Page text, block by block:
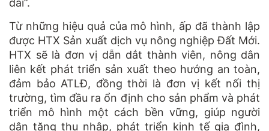
dài”.
Từ những hiệu quả của mô hình, ấp đã thành lập
được HTX Sản xuất dịch vụ nông nghiệp Đất Mới.
HTX sẽ là đơn vị dẫn dắt thành viên, nông dân
liên kết phát triển sản xuất theo hướng an toàn,
đảm bảo ATLĐ, đồng thời là đơn vị kết nối thị
trường, tìm đầu ra ổn định cho sản phẩm và phát
triển mô hình một cách bền vững, giúp người
dân tăng thu nhập, phát triển kinh tế gia đình,